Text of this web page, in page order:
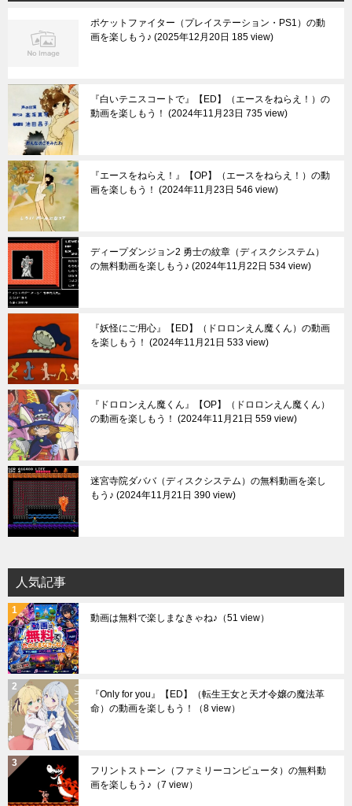
ポケットファイター（プレイステーション・PS1）の動
画を楽しもう♪ 2025年12月20日 185 view
『白いテニスコートで』【ED】（エースをねらえ！）の
動画を楽しもう！
2024年11月23日 735 view
『エースをねらえ！』【OP】（エースをねらえ！）の動
画を楽しもう！
2024年11月23日 546 view
ディープダンジョン2 勇士の紋章（ディスクシステム）
の無料動画を楽しもう♪ 2024年11月22日 534 view
『妖怪にご用心』【ED】（ドロロンえん魔くん）の動画
を楽しもう！
2024年11月21日 533 view
『ドロロンえん魔くん』【OP】（ドロロンえん魔くん）
の動画を楽しもう！
2024年11月21日 559 view
迷宮寺院ダババ（ディスクシステム）の無料動画を楽し
もう♪ 2024年11月21日 390 view
人気記事
動画は無料で楽しまなきゃね♪ （51 view）
『Only for you』【ED】（転生王女と天才令嬢の魔法革
命）の動画を楽しもう！
（8 view）
フリントストーン（ファミリーコンピュータ）の無料動
画を楽しもう♪ （7 view）